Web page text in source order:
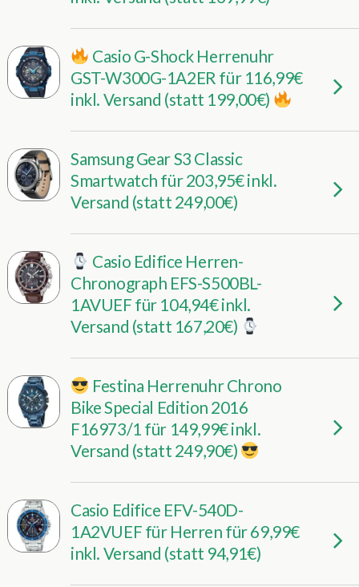
Casio G-Shock Herrenuhr
GST-W300G-1A2ER für 116,99€
inkl. Versand (statt 199,00€)
Samsung Gear S3 Classic
Smartwatch für 203,95€ inkl.
Versand (statt 249,00€)
Casio Edifice Herren-
Chronograph EFS-S500BL-
1AVUEF für 104,94€ inkl.
Versand (statt 167,20€)
Festina Herrenuhr Chrono
Bike Special Edition 2016
F16973/1 für 149,99€ inkl.
Versand (statt 249,90€)
Casio Edifice EFV-540D-
1A2VUEF für Herren für 69,99€
inkl. Versand (statt 94,91€)